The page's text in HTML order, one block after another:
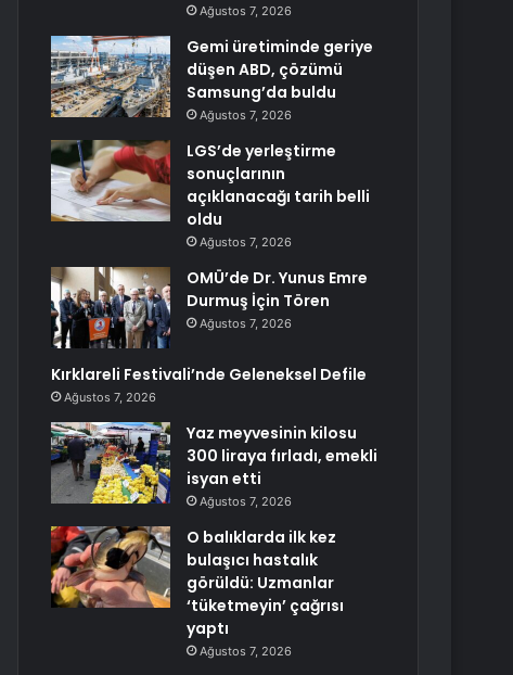
Ağustos 7, 2026
Gemi üretiminde geriye
düşen ABD, çözümü
Samsung’da buldu
Ağustos 7, 2026
LGS’de yerleştirme
sonuçlarının
açıklanacağı tarih belli
oldu
Ağustos 7, 2026
OMÜ’de Dr. Yunus Emre
Durmuş İçin Tören
Ağustos 7, 2026
Kırklareli Festivali’nde Geleneksel Defile
Ağustos 7, 2026
Yaz meyvesinin kilosu
300 liraya fırladı, emekli
isyan etti
Ağustos 7, 2026
O balıklarda ilk kez
bulaşıcı hastalık
görüldü: Uzmanlar
‘tüketmeyin’ çağrısı
yaptı
Ağustos 7, 2026